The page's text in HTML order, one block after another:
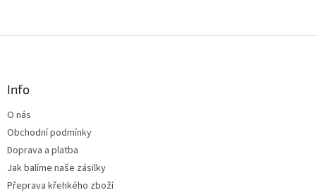
Info
O nás
Obchodní podmínky
Doprava a platba
Jak balíme naše zásilky
Přeprava křehkého zboží